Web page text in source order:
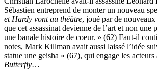
Sébastien entreprend de monter un nouveau
et Hardy vont au théâtre, joué par de
que cet assassinat devienne de l’art et non une
une banale histoire de coeur. » (62) Faut-il
notes, Mark Killman avait aussi laissé l’idée
statue une geisha » (67), qui engage les acteurs
Butterfly…